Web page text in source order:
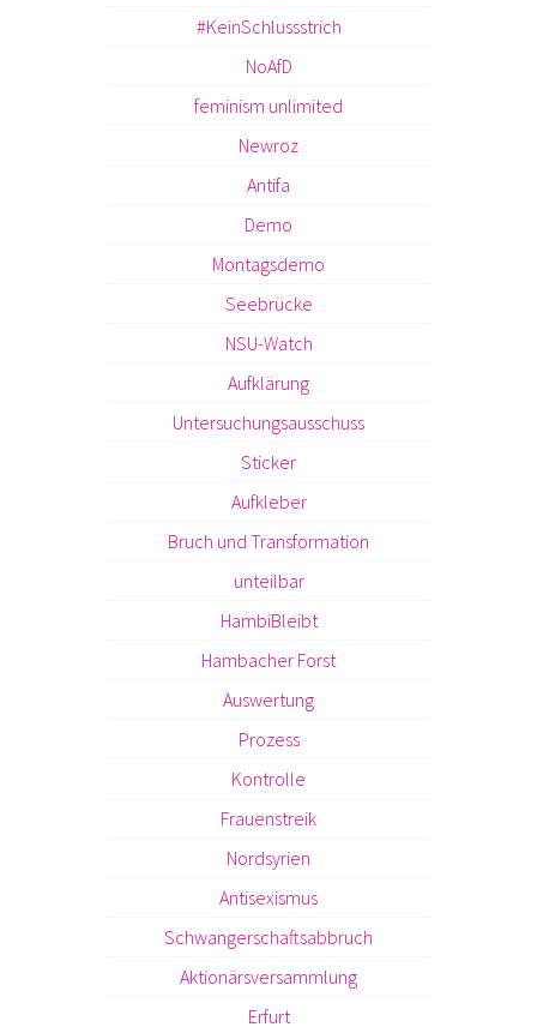
#KeinSchlussstrich
NoAfD
feminism unlimited
Newroz
Antifa
Demo
Montagsdemo
Seebrücke
NSU-Watch
Aufklärung
Untersuchungsausschuss
Sticker
Aufkleber
Bruch und Transformation
unteilbar
HambiBleibt
Hambacher Forst
Auswertung
Prozess
Kontrolle
Frauenstreik
Nordsyrien
Antisexismus
Schwangerschaftsabbruch
Aktionärsversammlung
Erfurt